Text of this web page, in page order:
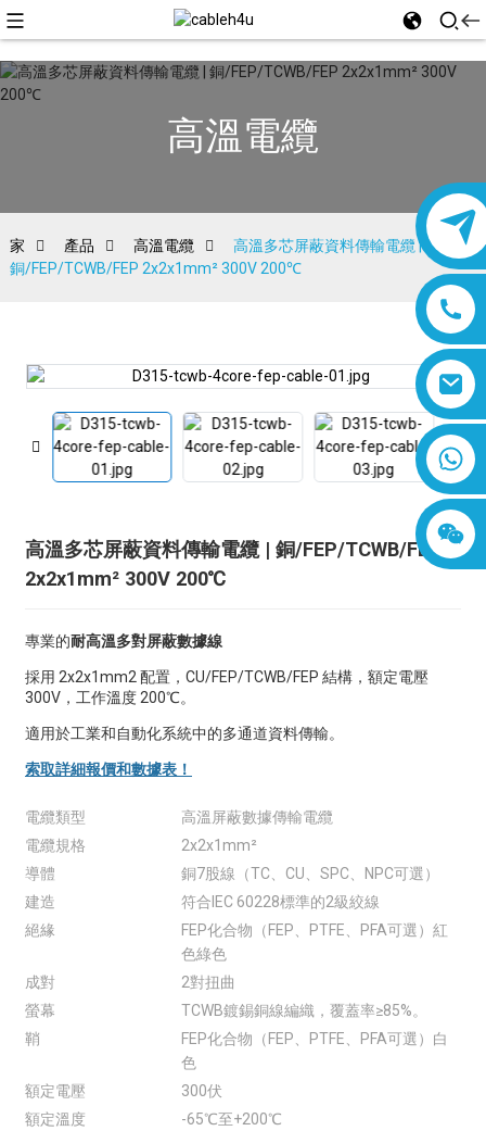
8618019377761
高溫電纜
家 產品 高溫電纜
高溫多芯屏蔽資料傳輸電纜 |
銅/FEP/TCWB/FEP 2x2x1mm² 300V 200℃
高溫多芯屏蔽資料傳輸電纜 | 銅/FEP/TCWB/FEP
2x2x1mm² 300V 200℃
專業的耐高溫多對屏蔽數據線
採用 2x2x1mm2 配置，CU/FEP/TCWB/FEP 結構，額定電壓
300V，工作溫度 200℃。
適用於工業和自動化系統中的多通道資料傳輸。
索取詳細報價和數據表！
電纜類型
高溫屏蔽數據傳輸電纜
電纜規格
2x2x1mm²
導體
銅7股線（TC、CU、SPC、NPC可選）
建造
符合IEC 60228標準的2級絞線
絕緣
FEP化合物（FEP、PTFE、PFA可選）紅
色綠色
成對
2對扭曲
螢幕
TCWB鍍錫銅線編織，覆蓋率≥85%。
鞘
FEP化合物（FEP、PTFE、PFA可選）白
色
額定電壓
300伏
額定溫度
-65℃至+200℃